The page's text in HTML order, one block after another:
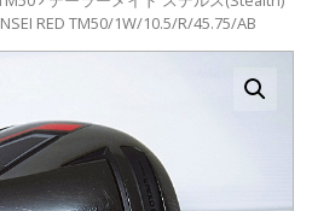
RED TM50/1W/10.5/R/45.75/AB